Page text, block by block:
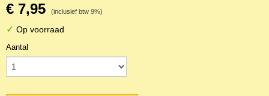
€ 7,95 (inclusief btw 9%)
✓ Op voorraad
Aantal